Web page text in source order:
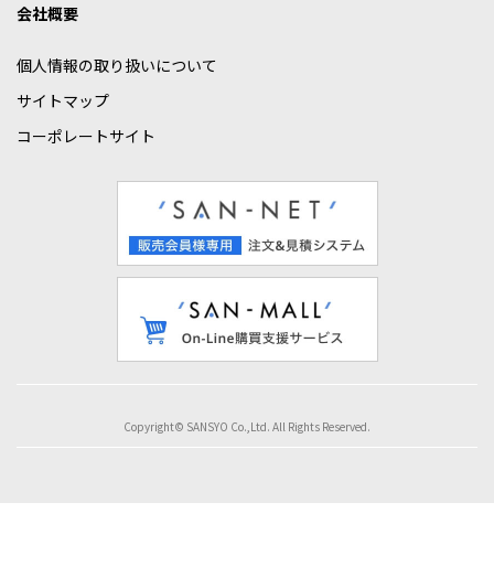
会社概要
個人情報の取り扱いについて
サイトマップ
コーポレートサイト
Copyright© SANSYO Co.,Ltd. All Rights Reserved.